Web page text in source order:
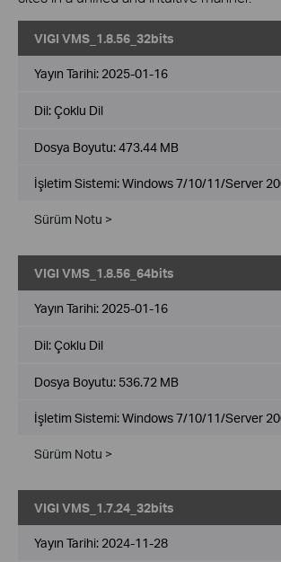
VIGI VMS_1.8.56_32bits
Yayın Tarihi: 2025-01-16
Dil:Çoklu Dil
Dosya Boyutu:473.44 MB
İşletim Sistemi: Windows 7/10/11/Server
Sürüm Notu >
VIGI VMS_1.8.56_64bits
Yayın Tarihi: 2025-01-16
Dil:Çoklu Dil
Dosya Boyutu: 536.72 MB
İşletim Sistemi: Windows 7/10/11/Server
Sürüm Notu >
VIGI VMS_1.7.24_32bits
Yayın Tarihi: 2024-11-28